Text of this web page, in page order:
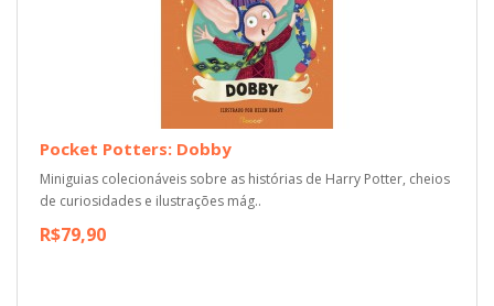
Pocket Potters: Dobby
Miniguias colecionáveis sobre as histórias de Harry Potter, cheios
de curiosidades e ilustrações mág..
R$79,90